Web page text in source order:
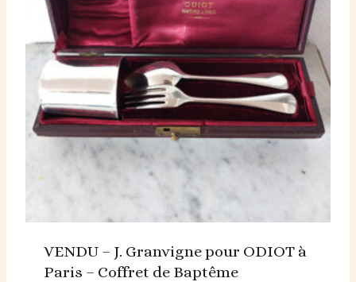
VENDU – J. Granvigne pour ODIOT à
Paris – Coffret de Baptême